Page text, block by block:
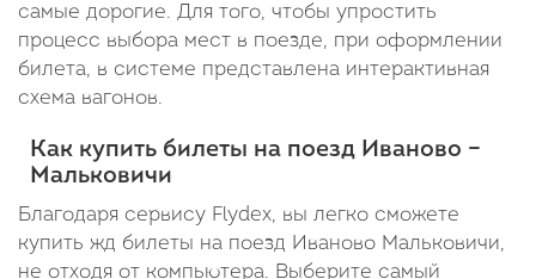
самые дорогие. Для того, чтобы упростить
процесс выбора мест в поезде, при оформлении
билета, в системе представлена интерактивная
схема вагонов.
Как купить билеты на поезд Иваново –
Мальковичи
Благодаря сервису Flydex, вы легко сможете
купить жд билеты на поезд Иваново Мальковичи,
не отходя от компьютера. Выберите самый